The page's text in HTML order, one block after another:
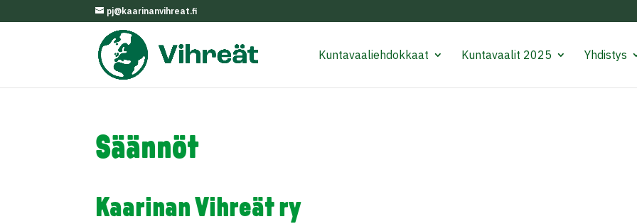
pj@kaarinanvihreat.fi
Kuntavaaliehdokkaat Kuntavaalit 2025 Yhdistys
Säännöt
Kaarinan Vihreät ry